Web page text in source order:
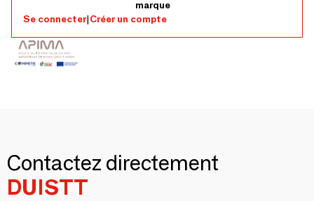
marque
Se connecter|Créer un compte
Contactez directement
DUISTT